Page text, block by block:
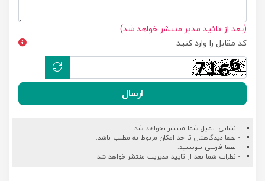
(بعد از تائید مدیر منتشر خواهد شد)
کد مقابل را وارد کنید
ارسال
- نشانی ایمیل شما منتشر نخواهد شد.
- لطفا دیدگاهتان تا حد امکان مربوط به مطلب باشد.
- لطفا فارسی بنویسید.
- نظرات شما بعد از تایید مدیریت منتشر خواهد شد